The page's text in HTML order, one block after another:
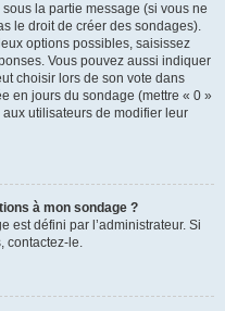
sous la partie message (si vous ne
le droit de créer des sondages).
options possibles, saisissez
Vous pouvez aussi indiquer
choisir lors de son vote dans
en jours du sondage (mettre « 0 »
utilisateurs de modifier leur
à mon sondage ?
est défini par l’administrateur. Si
contactez-le.